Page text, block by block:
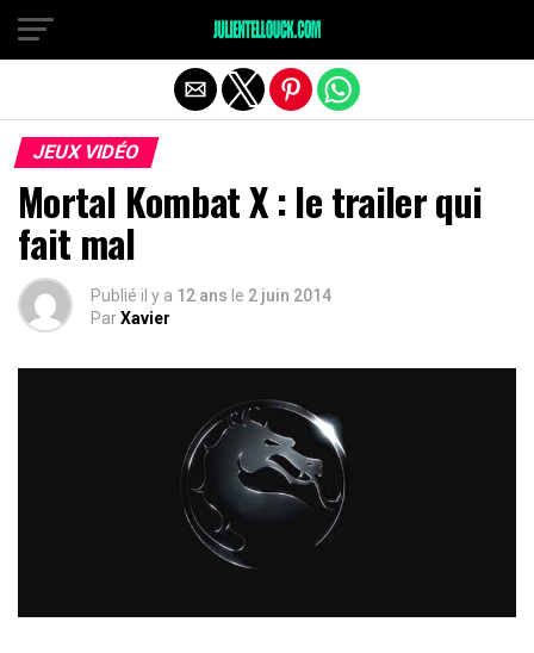
JEUX VIDÉO
Mortal Kombat X : le trailer qui
fait mal
Publié il y a 12 ans le 2 juin 2014
ParXavier